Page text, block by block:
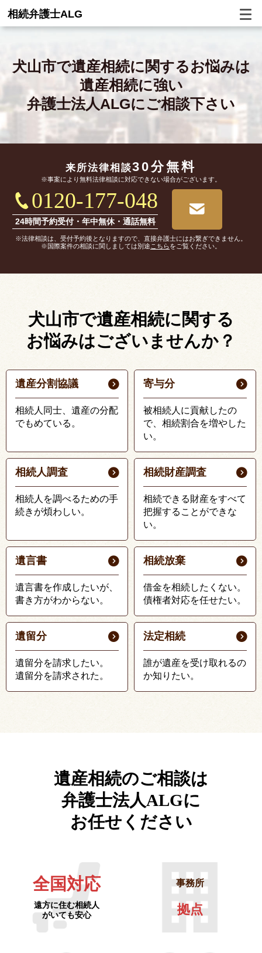
相続弁護士ALG
犬山市で遺産相続に関するお悩みは
遺産相続に強い
弁護士法人ALGにご相談下さい
来所法律相談30分無料
※事案により無料法律相談に対応できない場合がございます。
0120-177-048
24時間予約受付・年中無休・通話無料
※法律相談は、受付予約後となりますので、直接弁護士にはお繋ぎできません。
※国際案件の相談に関しましては別途 こちらをご覧ください。
犬山市で遺産相続に関する
お悩みはございませんか？
遺産分割協議
相続人同士、遺産の分配
でもめている。
寄与分
被相続人に貢献したの
で、相続割合を増やした
い。
相続人調査
相続人を調べるための手
続きが煩わしい。
相続財産調査
相続できる財産をすべて
把握することができな
い。
遺言書
遺言書を作成したいが、
書き方がわからない。
相続放棄
借金を相続したくない。
債権者対応を任せたい。
遺留分
遺留分を請求したい。
遺留分を請求された。
法定相続
誰が遺産を受け取れるの
か知りたい。
遺産相続のご相談は
弁護士法人ALGに
お任せください
全国対応
遠方に住む相続人
がいても安心
事務所
拠点